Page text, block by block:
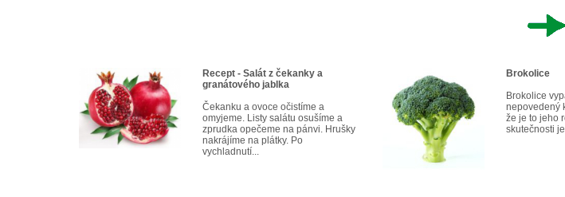
Recept - Salát z čekanky a
granátového jablka
Čekanku a ovoce očistíme a
omyjeme. Listy salátu osušíme a
zprudka opečeme na pánvi. Hrušky
nakrájíme na plátky. Po
vychladnutí...
Brokolice
Brokolice
nepovedený
že je to jeho
skutečnosti